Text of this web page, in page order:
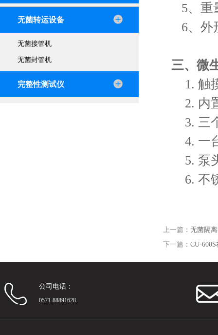
无菌转运设备
无菌接管机
无菌封管机
完整性测试仪
5、重
6、外
三、 微
1. 触
2. 内
3. 三
4. 一
5. 泵
6. 不
上一篇： 无菌隔
下一篇： CU-
公司电话：
0571-88891628